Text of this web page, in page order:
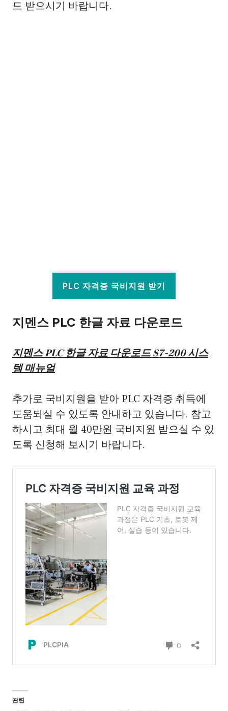
드 받으시기 바랍니다.
PLC 자격증 국비지원 받기
지멘스 PLC 한글 자료 다운로드
지멘스 PLC 한글 자료 다운로드 S7-200 시스
템 매뉴얼
추가로 국비지원을 받아 PLC 자격증 취득에
도움되실 수 있도록 안내하고 있습니다. 참고
하시고 최대 월 40만원 국비지원 받으실 수 있
도록 신청해 보시기 바랍니다.
관련